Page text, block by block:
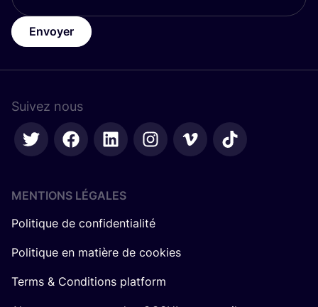
Envoyer
Suivez nous
MENTIONS LÉGALES
Politique de confidentialité
Politique en matière de cookies
Terms & Conditions platform